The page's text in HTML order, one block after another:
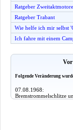
Ratgeber
Ratgeber Trabant
Wie helfe ich mir selbst
Ich fahre mit einem
Folgende Veränderung
07.08.1968:
Bremstrommelschlitze